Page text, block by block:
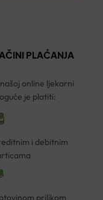
PLAĆANJA
online ljekarni
je platiti:
i debitnim
prilikom